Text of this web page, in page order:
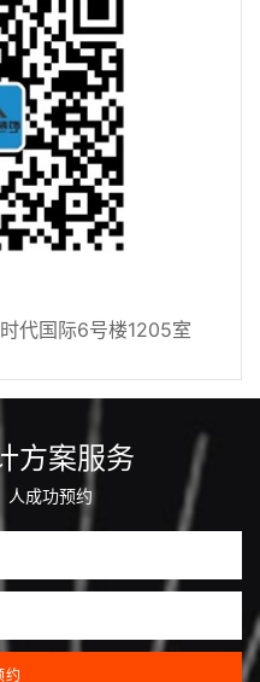
代国际6号楼1205室
方案服务
人成功预约